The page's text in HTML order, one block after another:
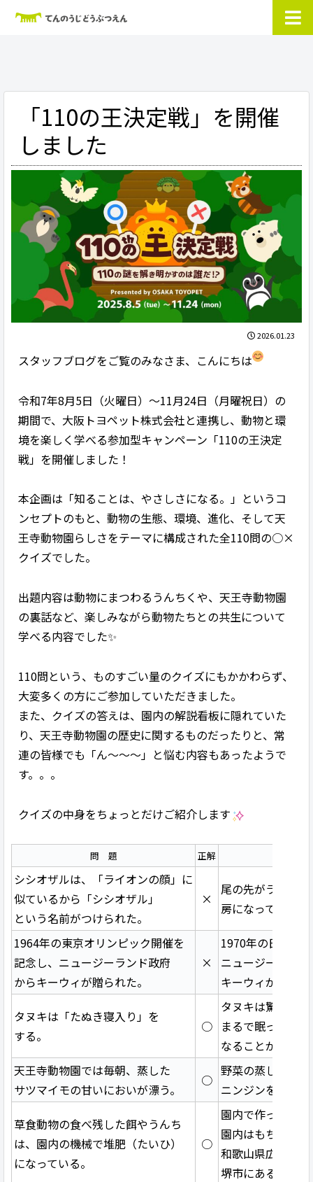
「110の王決定戦」を開催
しました
2026.01.23
スタッフブログをご覧のみなさま、こんにちは
令和7年8月5日（火曜日）～11月24日（月曜祝日）の
期間で、大阪トヨペット株式会社と連携し、動物と環
境を楽しく学べる参加型キャンペーン「110の王決定
戦」を開催しました！
本企画は「知ることは、やさしさになる。」というコ
ンセプトのもと、動物の生態、環境、進化、そして天
王寺動物園らしさをテーマに構成された全110問の○×
クイズでした。
出題内容は動物にまつわるうんちくや、天王寺動物園
の裏話など、楽しみながら動物たちとの共生について
学べる内容でした✨
110問という、ものすごい量のクイズにもかかわらず、
大変多くの方にご参加していただきました。
また、クイズの答えは、園内の解説看板に隠れていた
り、天王寺動物園の歴史に関するものだったりと、常
連の皆様でも「ん～～～」と悩む内容もあったようで
す。。。
クイズの中身をちょっとだけご紹介します
問 題 正解
シシオザルは、「ライオンの顔」に
似ているから「シシオザル」
という名前がつけられた。
×
尾の先がライオ
房になっているた
1964年の東京オリンピック開催を
記念し、ニュージーランド政府
からキーウィが贈られた。
×
1970年の日本万
ニュージーラン
キーウィが贈ら
タヌキは「たぬき寝入り」を
する。
○
タヌキは驚いた
まるで眠ってい
なることがありま
天王寺動物園では毎朝、蒸した
サツマイモの甘いにおいが漂う。
○
野菜の蒸し器が
ニンジンを蒸し
草食動物の食べ残した餌やうんち
は、園内の機械で堆肥（たいひ）
になっている。
○
園内で作ったサ
園内はもちろん
和歌山県広川町
堺市にある共生